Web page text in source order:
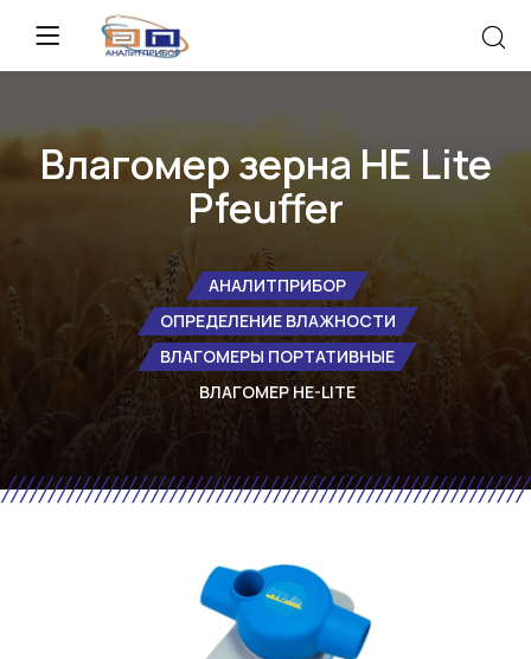
Влагомер зерна HE Lite
Pfeuffer
АНАЛИТПРИБОР
ОПРЕДЕЛЕНИЕ ВЛАЖНОСТИ
ВЛАГОМЕРЫ ПОРТАТИВНЫЕ
ВЛАГОМЕР HE-LITE